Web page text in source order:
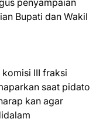
penyampaian
Bupati dan Wakil
komisi III fraksi
saat pidato
kan agar